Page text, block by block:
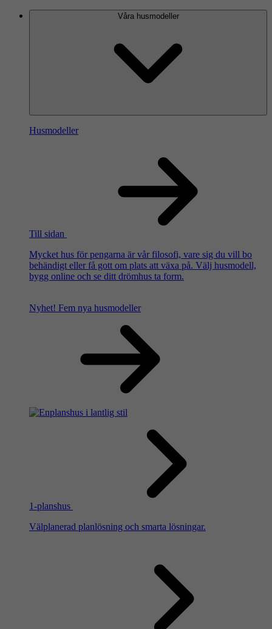
Våra husmodeller
Husmodeller
Till sidan
Mycket hus för pengarna är vår filosofi, vare sig du vill bo
behändigt eller få gott om plats att växa på. Välj husmodell,
bygg online och se ditt drömhus ta form.
Nyhet! Fem nya husmodeller
1-planshus
Välplanerad planlösning och smarta lösningar.